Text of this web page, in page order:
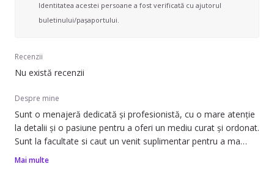
Identitatea acestei persoane a fost verificată cu ajutorul
buletinului/pașaportului.
Recenzii
Nu există recenzii
Despre mine
Sunt o menajeră dedicată și profesionistă, cu o mare atenție
la detalii și o pasiune pentru a oferi un mediu curat și ordonat.
Sunt la facultate si caut un venit suplimentar pentru a ma
mentine.Curățenia, organizarea și întreținerea sunt domenii în
Mai multe